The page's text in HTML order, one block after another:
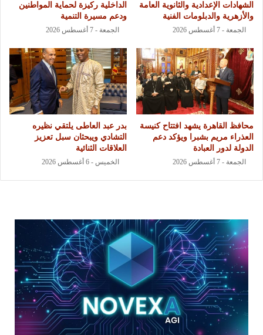
الشهادات الإعدادية والثانوية العامة
والأزهرية والدبلومات الفنية
الجمعة - 7 أغسطس 2026
الداخلية ركيزة لحماية المواطنين
ودعم مسيرة التنمية
الجمعة - 7 أغسطس 2026
محافظ القاهرة يشهد افتتاح كنيسة
العذراء مريم بشبرا ويؤكد دعم
الدولة لدور العبادة
الجمعة - 7 أغسطس 2026
بدر عبد العاطى يلتقي نظيره
التشادي ويبحثان سبل تعزيز
العلاقات الثنائية
الخميس - 6 أغسطس 2026